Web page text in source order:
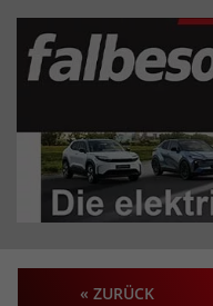
« ZURÜCK